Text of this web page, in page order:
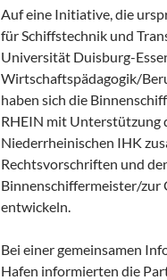
Auf eine Initiative, die
für Schiffstechnik und
Universität Duisburg-
Wirtschaftspädagogik/
haben sich die
RHEIN mit Unterstützung
Niederrheinischen IHK
Rechtsvorschriften und
Binnenschiffermeister/zur
entwickeln.
Bei einer gemeinsamen
Hafen informierten die